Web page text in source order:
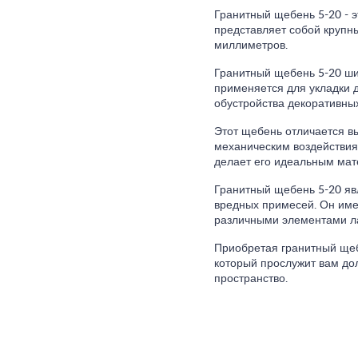
Гранитный щебень 5-20 -
представляет собой
миллиметров.
Гранитный щебень 5-20
применяется для укладки
обустройства
Этот щебень отличается
механическим
делает его идеальным
Гранитный щебень 5-20
вредных примесей. Он
различными элементами
Приобретая гранитный
который прослужит вам
пространство.